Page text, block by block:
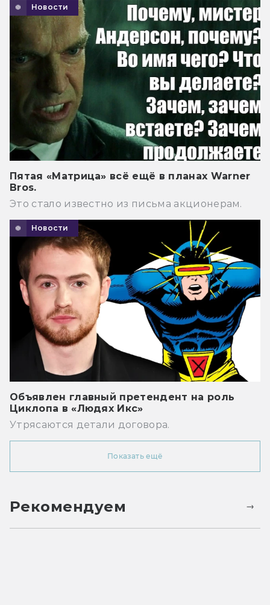
Новости
Пятая «Матрица» всё ещё в планах Warner
Bros.
Это стало известно из письма акционерам.
Новости
Объявлен главный претендент на роль
Циклопа в «Людях Икс»
Утрясаются детали договора.
Показать ещё
Рекомендуем